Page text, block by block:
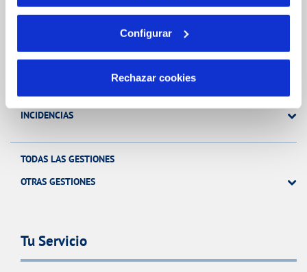
Configurar
Rechazar cookies
INCIDENCIAS
TODAS LAS GESTIONES
OTRAS GESTIONES
Tu Servicio